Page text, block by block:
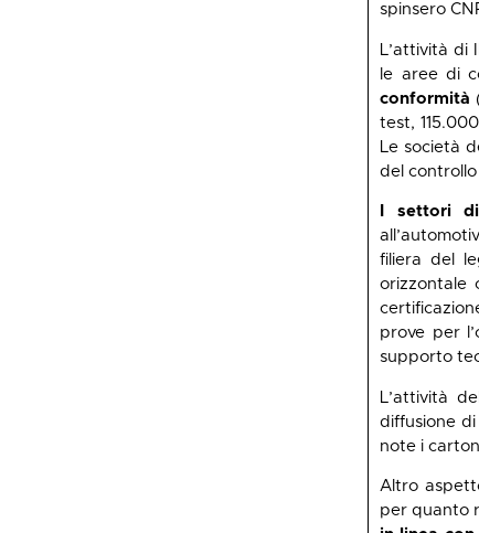
spinsero
L’attività di
le aree di
conformità
test,
Le società
del
I settori
filiera del
orizzontale
prove per
supporto
L’attività
diffusione
note i
Altro
per quanto